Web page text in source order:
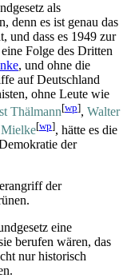
als
denn es ist genau das
und dass es 1949 zur
Folge des Dritten
, und ohne die
auf Deutschland
ohne Leute wie
Thälmann[wp], Walter
[wp], hätte es die
der
der
eine
berufen wären, das
nur historisch